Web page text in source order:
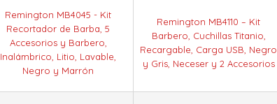
Remington MB4045 - Kit
Recortador de Barba, 5
Accesorios y Barbero,
Inalámbrico, Litio, Lavable,
Negro y Marrón
Remington MB4110 – Kit
Barbero, Cuchillas Titanio,
Recargable, Carga USB, Negro
y Gris, Neceser y 2 Accesorios